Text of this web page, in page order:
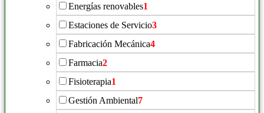
Energías renovables1
Estaciones de Servicio3
Fabricación Mecánica4
Farmacia2
Fisioterapia1
Gestión Ambiental7